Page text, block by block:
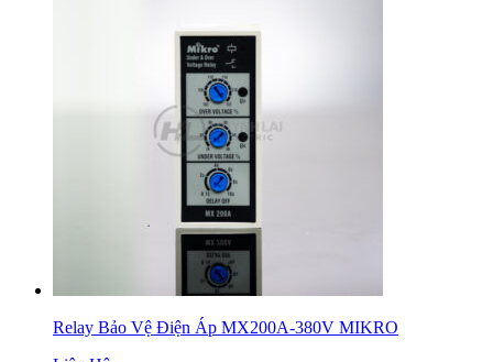
Relay Bảo Vệ Điện Áp MX200A-380V MIKRO